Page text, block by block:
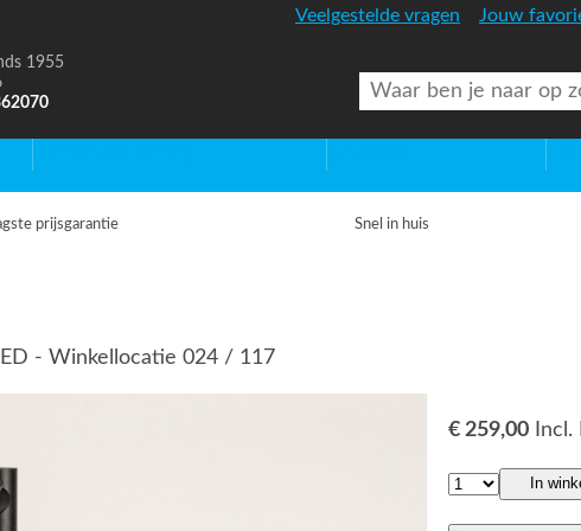
Veelgestelde vragen Jouw
1955
prijsgarantie Snel in huis
- Winkellocatie 024 / 117
€ 259,00
In